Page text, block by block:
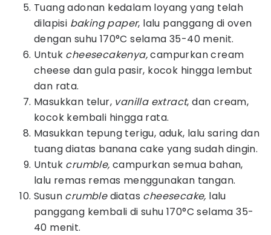
Tuang adonan kedalam loyang yang telah
dilapisi baking paper, lalu panggang di oven
dengan suhu 170°C selama 35-40 menit.
Untuk cheesecakenya,campurkan cream
cheese dan gula pasir, kocok hingga lembut
dan rata.
Masukkan telur, vanilla extract, dan cream,
kocok kembali hingga rata.
Masukkan tepung terigu, aduk, lalu saring dan
tuang diatas banana cake yang sudah dingin.
Untuk crumble, campurkan semua bahan,
lalu remas remas menggunakan tangan.
Susun crumblediatas cheesecake, lalu
panggang kembali di suhu 170°C selama 35-
40 menit.